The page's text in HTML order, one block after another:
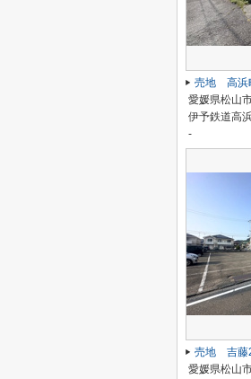
売地 高浜
愛媛県松山
伊予鉄道高
-
売地 吉藤
愛媛県松山